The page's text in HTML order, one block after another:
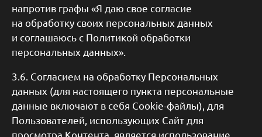
напротив графы «Я даю свое согласие
на обработку своих персональных данных
и соглашаюсь с Политикой обработки
персональных данных».
3.6. Согласием на обработку Персональных
данных (для настоящего пункта персональные
данные включают в себя Cookie-файлы), для
Пользователей, использующих Сайт для
просмотра Контента, является использование